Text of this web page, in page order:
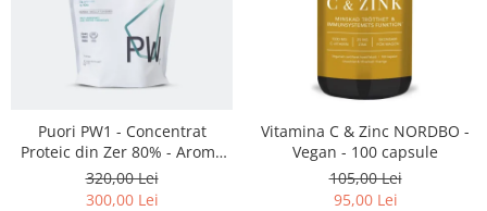
Puori PW1 - Concentrat
Proteic din Zer 80% - Aroma
Vanilie – 900 g
320,00 Lei
300,00 Lei
Vitamina C & Zinc NORDBO -
Vegan - 100 capsule
105,00 Lei
95,00 Lei